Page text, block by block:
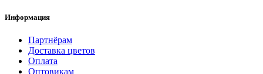
Информация
Партнёрам
Доставка цветов
Оплата
Оптовикам